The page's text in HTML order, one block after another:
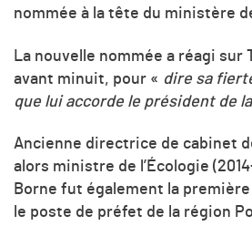
nommée à la tête du ministère
La nouvelle nommée a réagi sur
avant minuit, pour « dire sa
que lui accorde le président de
Ancienne directrice de cabinet
alors ministre de l’Écologie
Borne fut également la
le poste de préfet de la région